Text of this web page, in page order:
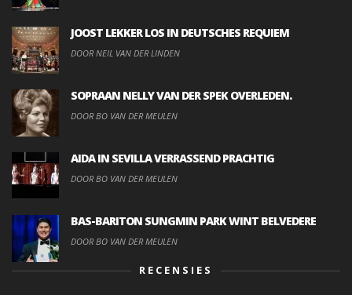
JOOST LEKKER LOS IN DEUTSCHES REQUIEM
DOOR NEIL VAN DER LINDEN
SOPRAAN NELLY VAN DER SPEK OVERLEDEN.
DOOR BO VAN DER MEULEN
AIDA IN SEVILLA VERRASSEND PRACHTIG
DOOR BO VAN DER MEULEN
BAS-BARITON SUNGMIN PARK WINT BELVEDERE
DOOR BO VAN DER MEULEN
RECENSIES